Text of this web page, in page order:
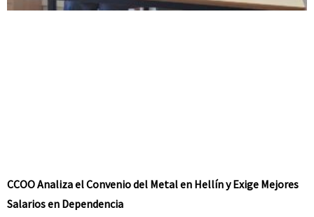
CCOO Analiza el Convenio del Metal en Hellín y Exige Mejores
Salarios en Dependencia